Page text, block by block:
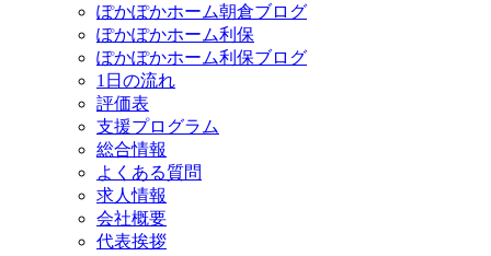
ぽかぽかホーム朝倉ブログ
ぽかぽかホーム利保
ぽかぽかホーム利保ブログ
1日の流れ
評価表
支援プログラム
総合情報
よくある質問
求人情報
会社概要
代表挨拶